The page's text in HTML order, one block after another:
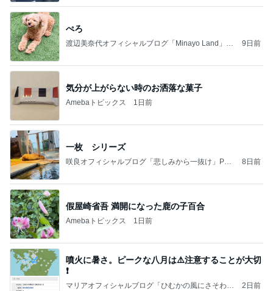
ぺろ
渡辺美奈代オフィシャルブログ「Minayo Land」P
9日前
気分が上がらない時のお洒落な菓子
Amebaトピックス 1日前
一枚 シリーズ
咲良オフィシャルブログ「悲しみから一抜け」Pow
8日前
假屋崎省吾 満開になった鹿の子百合
Amebaトピックス 1日前
噴火に暑さ。ピークな八月は⚠️注意することが大切
❗️
マリアオフィシャルブログ「ひむかの風にさそわれ
2日前